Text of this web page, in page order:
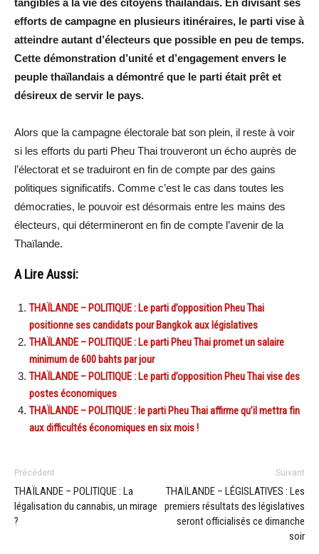
tangibles à la vie des citoyens thaïlandais. En divisant ses
efforts de campagne en plusieurs itinéraires, le parti vise à
atteindre autant d’électeurs que possible en peu de temps.
Cette démonstration d’unité et d’engagement envers le
peuple thaïlandais a démontré que le parti était prêt et
désireux de servir le pays.
Alors que la campagne électorale bat son plein, il reste à voir
si les efforts du parti Pheu Thai trouveront un écho auprès de
l’électorat et se traduiront en fin de compte par des gains
politiques significatifs. Comme c’est le cas dans toutes les
démocraties, le pouvoir est désormais entre les mains des
électeurs, qui détermineront en fin de compte l’avenir de la
Thaïlande.
A Lire Aussi:
THAÏLANDE – POLITIQUE : Le parti d’opposition Pheu Thai
positionne ses candidats pour Bangkok aux législatives
THAÏLANDE – POLITIQUE : Le parti Pheu Thai promet un salaire
minimum de 600 bahts par jour
THAÏLANDE – POLITIQUE : Le parti d’opposition Pheu Thai vise des
postes économiques
THAÏLANDE – POLITIQUE : le parti Pheu Thai affirme qu’il mettra fin
aux difficultés économiques en six mois !
Précédent
THAÏLANDE – POLITIQUE : La
légalisation du cannabis, un mirage
?
Suivant
THAÏLANDE – LÉGISLATIVES : Les
premiers résultats des législatives
seront officialisés ce dimanche
soir